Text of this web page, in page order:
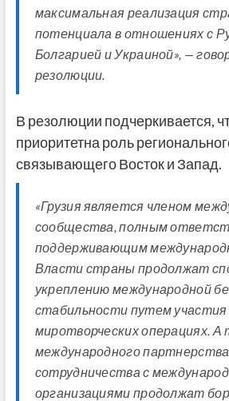
максимальная реализация
потенциала в отношениях с
Болгарией и Украиной», —
резолюции.
В резолюции подчеркивается,
приоритетна роль
связывающего Восток и Запад.
«Грузия является членом
сообщества, полным
поддерживающим
Власти страны продолжат
укреплению международной
стабильности путем участия
миротворческих операциях.
международного
сотрудничества с
организациями продолжат